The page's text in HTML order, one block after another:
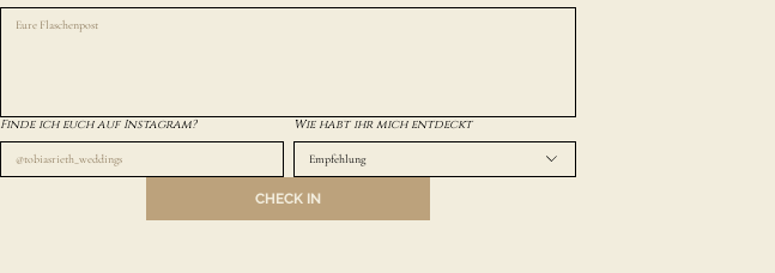
Finde ich euch auf Instagram? Wie habt ihr mich entdeckt
Empfehlung
CHECK IN